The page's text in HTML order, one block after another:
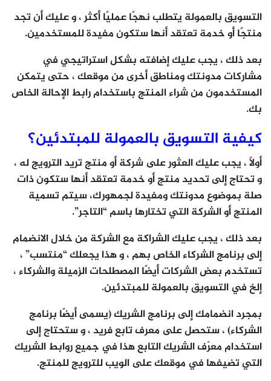
التسويق بالعمولة يتطلب نهجًا عمليًا أكثر ، و عليك أن تجد
منتجًا أو خدمة تعتقد أنها ستكون مفيدة للمستخدمين.
بعد ذلك ، يجب عليك إضافته بشكل استراتيجي في
مشاركات مدونتك ومناطق أخرى من موقعك ، حتى يتمكن
المستخدمون من شراء المنتج باستخدام رابط الإحالة الخاص
بك.
كيفية التسويق بالعمولة للمبتدئين؟
أولاً ، يجب عليك العثور على شركة أو منتج تريد الترويج له ،
و تحتاج إلى تحديد منتج أو خدمة تعتقد أنها ستكون ذات
صلة بموضوع مدونتك ومفيدة لجمهورك، سيتم تسمية
المنتج أو الشركة التي تختارها باسم “التاجر”.
بعد ذلك ، يجب عليك الشراكة مع الشركة من خلال الانضمام
إلى برنامج الشركاء الخاص بهم ، و هذا يجعلك “منتسب” ،
تستخدم بعض الشركات أيضًا المصطلحات الزميلة والشركاء ،
إلخ في التسويق بالعمولة للمبتدئين.
بمجرد انضمامك إلى برنامج الشريك (يسمى أيضًا برنامج
الشركاء) ، ستحصل على معرف تابع فريد ، و ستحتاج إلى
استخدام معرّف الشريك التابع هذا في جميع روابط الشريك
التي تضيفها في موقعك على الويب للترويج للمنتج.